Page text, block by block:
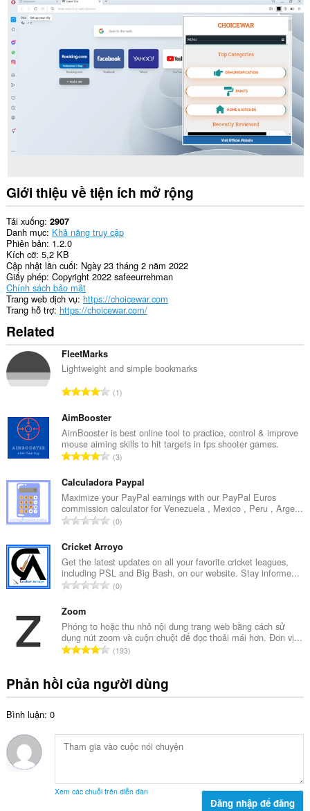
Giới thiệu về tiện ích mở rộng
Tải xuống 2907
Danh mục Khả năng truy cập
Phiên bản 1.2.0
Kích cỡ 5,2 KB
Cập nhật lần cuối Ngày 23 tháng 2 năm 2022
Giấy phép Copyright 2022 safeeurrehman
Chính sách bảo mật
Trang web dịch vụ https://choicewar.com
Trang hỗ trợ https://choicewar.com/
Related
FleetMarks
Lightweight and simple bookmarks
T
n
g
s
ố
ế
p
h
ạ
n
g
:
1
AimBooster
AimBooster is best online tool to practice, control & improve
mouse aiming skills to hit targets in fps shooter games.
T
n
g
s
ố
ế
p
h
ạ
g
:
3
Calculadora Paypal
Maximize your PayPal earnings with our PayPal Euros
commission calculator for Venezuela , Mexico , Peru , Arge...
T
n
g
s
ố
p
h
ạ
g
:
0
Cricket Arroyo
Get the latest updates on all your favorite cricket leagues,
including PSL and Big Bash, on our website. Stay informe...
T
g
s
ố
ế
p
n
g
0
Zoom
Phóng to hoặc thu nhỏ nội dung trang web bằng cách sử
dụng nút zoom và cuộn chuột để đọc thoải mái hơn. Đơn vị...
T
g
x
ế
ạ
193
Phản hồi của người dùng
Bình luận: 0
Xem các chuỗi trên diễn đàn
Đăng nhập để đăng